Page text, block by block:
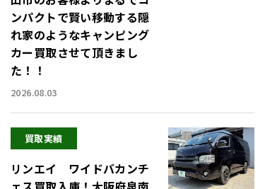
ンパクトで賢い移動する隠
れ家のようなキャンピング
カー買取させて頂きまし
た！！
2026.08.03
買取実績
リンエイ ワイドバカンチ